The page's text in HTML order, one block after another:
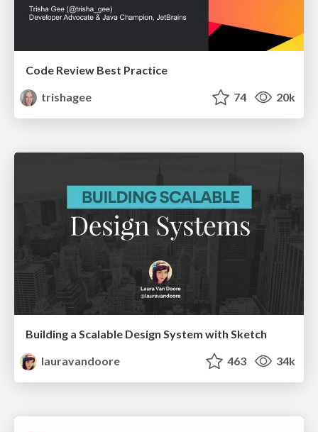
Code Review Best Practice
trishagee
74 20k
Building a Scalable Design System with Sketch
lauravandoore
463 34k